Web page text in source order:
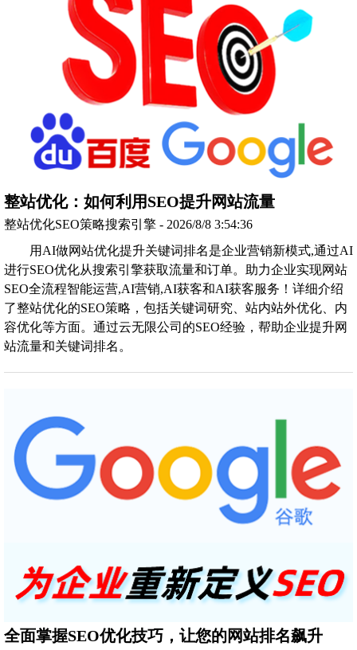
整站优化：如何利用SEO提升网站流量
整站优化SEO策略搜索引擎 - 2026/8/8 3:54:36
用AI做网站优化提升关键词排名是企业营销新模式,通过AI
进行SEO优化从搜索引擎获取流量和订单。助力企业实现网站
SEO全流程智能运营,AI营销,AI获客和AI获客服务！详细介绍
了整站优化的SEO策略，包括关键词研究、站内站外优化、内
容优化等方面。通过云无限公司的SEO经验，帮助企业提升网
站流量和关键词排名。
全面掌握SEO优化技巧，让您的网站排名飙升